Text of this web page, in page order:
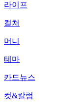
라이프
컬처
머니
테마
카드뉴스
컷&칼럼